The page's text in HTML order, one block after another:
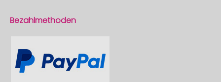
Bezahlmethoden